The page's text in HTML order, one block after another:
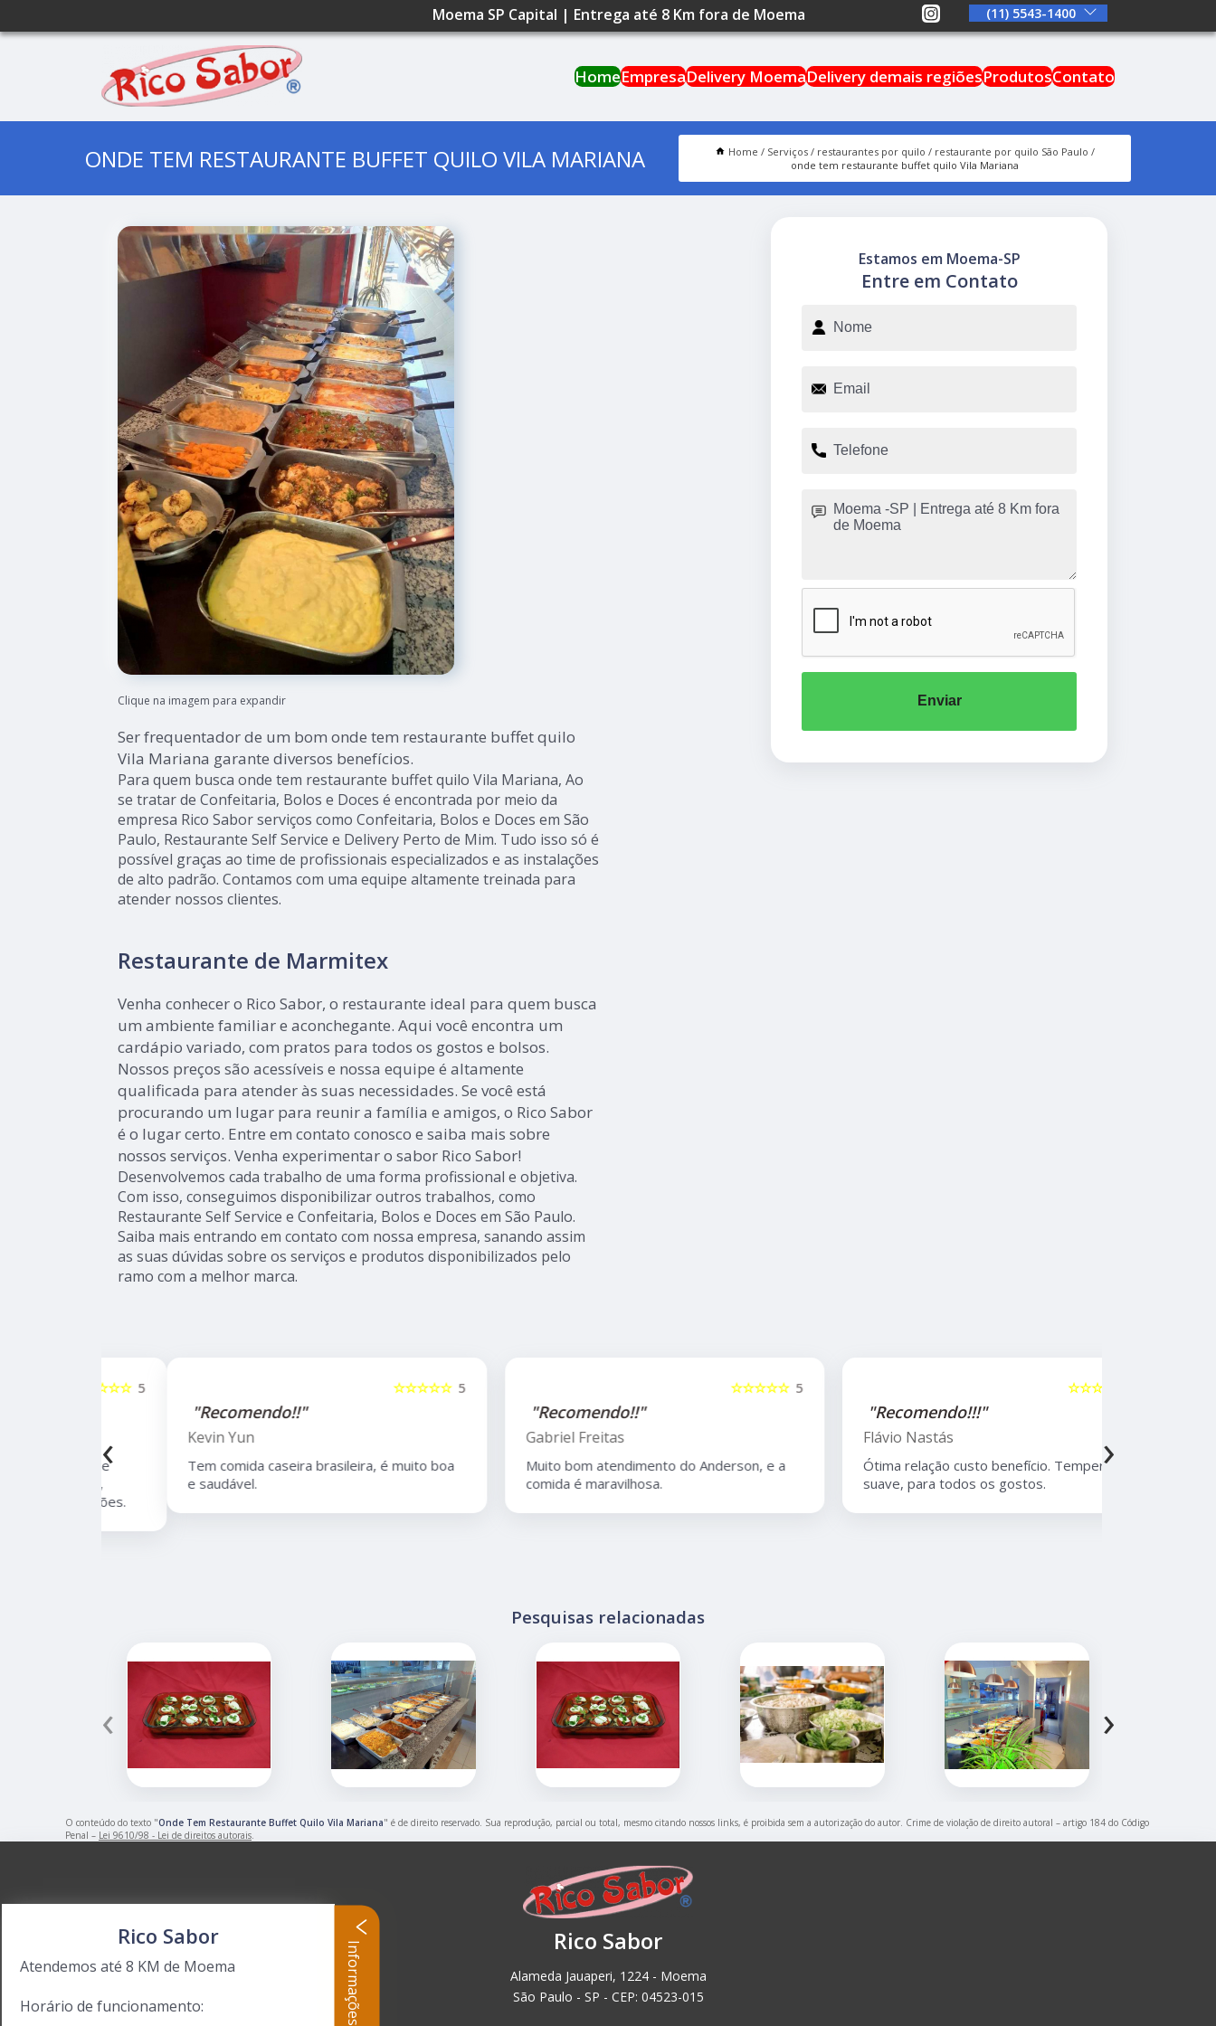
Moema SP Capital | Entrega até 8 Km fora de Moema (11) 5543-1400
HomeEmpresaDelivery MoemaDelivery demais regiõesProdutosContato
ONDE TEM RESTAURANTE BUFFET QUILO VILA MARIANA Home Serviços restaurantes por quilo
restaurante por quilo São Paulo
onde tem restaurante buffet quilo Vila Mariana
Clique na imagem para expandir
Ser frequentador de um bom onde tem restaurante buffet quilo
Vila Mariana garante diversos benefícios.
Para quem busca onde tem restaurante buffet quilo Vila Mariana, Ao
se tratar de Confeitaria, Bolos e Doces é encontrada por meio da
empresa Rico Sabor serviços como Confeitaria, Bolos e Doces em São
Paulo, Restaurante Self Service e Delivery Perto de Mim. Tudo isso só é
possível graças ao time de profissionais especializados e as instalações
de alto padrão. Contamos com uma equipe altamente treinada para
atender nossos clientes.
Restaurante de Marmitex
Venha conhecer o Rico Sabor, o restaurante ideal para quem busca
um ambiente familiar e aconchegante. Aqui você encontra um
cardápio variado, com pratos para todos os gostos e bolsos.
Nossos preços são acessíveis e nossa equipe é altamente
qualificada para atender às suas necessidades. Se você está
procurando um lugar para reunir a família e amigos, o Rico Sabor
é o lugar certo. Entre em contato conosco e saiba mais sobre
nossos serviços. Venha experimentar o sabor Rico Sabor!
Desenvolvemos cada trabalho de uma forma profissional e objetiva.
Com isso, conseguimos disponibilizar outros trabalhos, como
Restaurante Self Service e Confeitaria, Bolos e Doces em São Paulo.
Saiba mais entrando em contato com nossa empresa, sanando assim
as suas dúvidas sobre os serviços e produtos disponibilizados pelo
ramo com a melhor marca.
Entre em Contato
Estamos em Moema-SP
Enviar
5
☆☆☆☆☆
"Recomendo!!"
Kevin Yun
Tem comida caseira brasileira, é muito boa
e saudável.
5
☆☆☆☆☆
"Recomendo!!"
Gabriel Freitas
Muito bom atendimento do Anderson, e a
comida é maravilhosa.
5
☆☆☆☆☆
"Recomendo!!!"
Flávio Nastás
Ótima relação custo benefício. Tempero
suave, para todos os gostos.
‹ ›
Pesquisas relacionadas
‹ ›
O conteúdo do texto "Onde Tem Restaurante Buffet Quilo Vila Mariana" é de direito reservado. Sua reprodução, parcial ou total, mesmo citando nossos links, é proibida sem a autorização do autor. Crime de violação de direito autoral – artigo 184 do Código
Penal – Lei 9610/98 - Lei de direitos autorais.
Rico Sabor
Alameda Jauaperi, 1224 - Moema
São Paulo - SP - CEP: 04523-015
Rico Sabor
Atendemos até 8 KM de Moema
Horário de funcionamento:
Informações